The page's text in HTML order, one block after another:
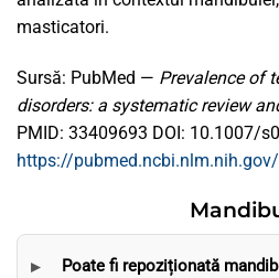
masticatori.
Sursă: PubMed — Prevalence of
disorders: a systematic review
PMID: 33409693 DOI: 10.1007/
https://
Poate fi repoziționată